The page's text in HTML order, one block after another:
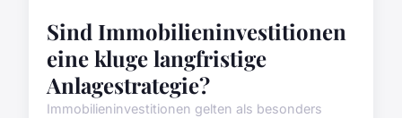
Sind Immobilieninvestitionen
eine kluge langfristige
Anlagestrategie?
Immobilieninvestitionen gelten als besonders